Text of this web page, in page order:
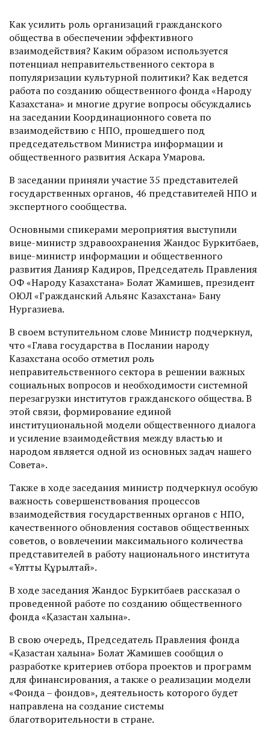
Как усилить роль организаций гражданского
общества в обеспечении эффективного
взаимодействия? Каким образом используется
потенциал неправительственного сектора в
популяризации культурной политики? Как ведется
работа по созданию общественного фонда «Народу
Казахстана» и многие другие вопросы обсуждались
на заседании Координационного совета по
взаимодействию с НПО, прошедшего под
председательством Министра информации и
общественного развития Аскара Умарова.
В заседании приняли участие 35 представителей
государственных органов, 46 представителей НПО и
экспертного сообщества.
Основными спикерами мероприятия выступили
вице-министр здравоохранения Жандос Буркитбаев,
вице-министр информации и общественного
развития Данияр Кадиров, Председатель Правления
ОФ «Народу Казахстана» Болат Жамишев, президент
ОЮЛ «Гражданский Альянс Казахстана» Бану
Нургазиева.
В своем вступительном слове Министр подчеркнул,
что «Глава государства в Послании народу
Казахстана особо отметил роль
неправительственного сектора в решении важных
социальных вопросов и необходимости системной
перезагрузки институтов гражданского общества. В
этой связи, формирование единой
институциональной модели общественного диалога
и усиление взаимодействия между властью и
народом является одной из основных задач нашего
Совета».
Также в ходе заседания министр подчеркнул особую
важность совершенствования процессов
взаимодействия государственных органов с НПО,
качественного обновления составов общественных
советов, о вовлечении максимального количества
представителей в работу национального института
«Ұлттық Құрылтай».
В ходе заседания Жандос Буркитбаев рассказал о
проведенной работе по созданию общественного
фонда «Қазақстан халқына».
В свою очередь, Председатель Правления фонда
«Қазақстан халқына» Болат Жамишев сообщил о
разработке критериев отбора проектов и программ
для финансирования, а также о реализации модели
«Фонда – фондов», деятельность которого будет
направлена на создание системы
благотворительности в стране.